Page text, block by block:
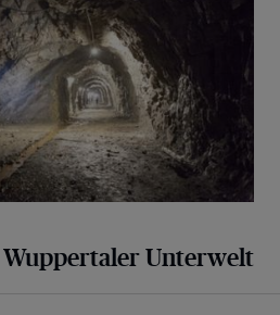
Unterwelt